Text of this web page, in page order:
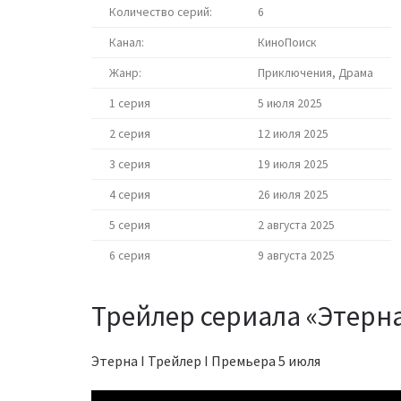
Количество серий:
6
Канал:
КиноПоиск
Жанр:
Приключения, Драма
1 серия
5 июля 2025
2 серия
12 июля 2025
3 серия
19 июля 2025
4 серия
26 июля 2025
5 серия
2 августа 2025
6 серия
9 августа 2025
Трейлер сериала
Этерна I Трейлер I Премьера 5 июля